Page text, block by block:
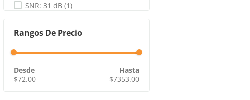
SNR: 31 dB (1)
29 dBA
Rangos De Precio
$72.00 $7353.00